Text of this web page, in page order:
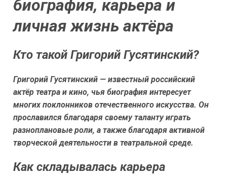
биография, карьера и
личная жизнь актёра
Кто такой Григорий Гусятинский?
Григорий Гусятинский — известный российский
актёр театра и кино, чья биография интересует
многих поклонников отечественного искусства. Он
прославился благодаря своему таланту играть
разноплановые роли, а также благодаря активной
творческой деятельности в театральной среде.
Как складывалась карьера